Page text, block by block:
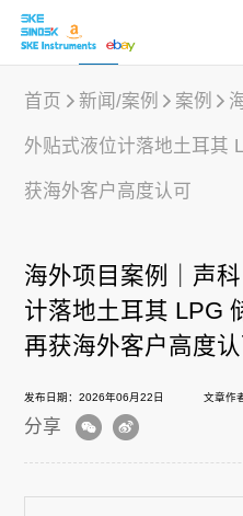
下载中心
新闻/案例
首页 新闻/案例 案例
外贴式液位计落地土耳其
获海外客户高度认可
海外项目案例｜声
计落地土耳其 LPG
再获海外客户高度认
发布日期：2026年06月22日 文章作
分享